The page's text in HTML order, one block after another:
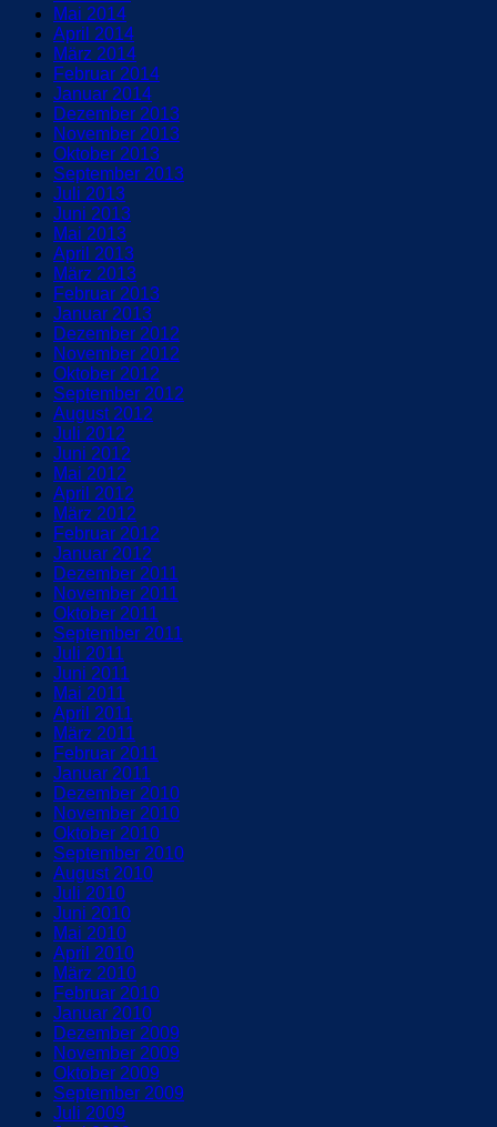
Mai 2014
April 2014
März 2014
Februar 2014
Januar 2014
Dezember 2013
November 2013
Oktober 2013
September 2013
Juli 2013
Juni 2013
Mai 2013
April 2013
März 2013
Februar 2013
Januar 2013
Dezember 2012
November 2012
Oktober 2012
September 2012
August 2012
Juli 2012
Juni 2012
Mai 2012
April 2012
März 2012
Februar 2012
Januar 2012
Dezember 2011
November 2011
Oktober 2011
September 2011
Juli 2011
Juni 2011
Mai 2011
April 2011
März 2011
Februar 2011
Januar 2011
Dezember 2010
November 2010
Oktober 2010
September 2010
August 2010
Juli 2010
Juni 2010
Mai 2010
April 2010
März 2010
Februar 2010
Januar 2010
Dezember 2009
November 2009
Oktober 2009
September 2009
Juli 2009